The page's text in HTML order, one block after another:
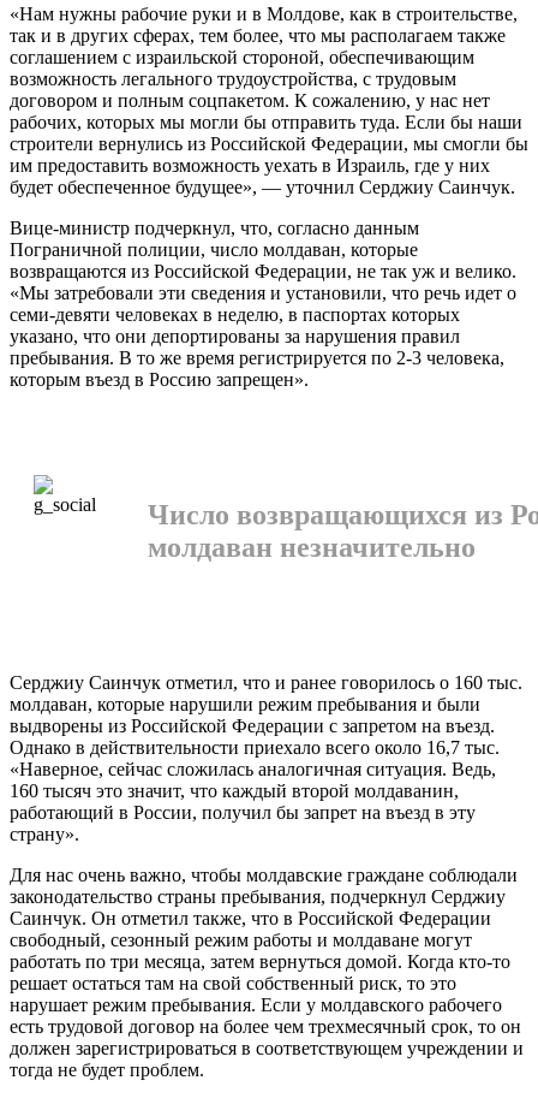
«Нам нужны рабочие руки и в Молдове, как в строительстве,
так и в других сферах, тем более, что мы располагаем также
соглашением с израильской стороной, обеспечивающим
возможность легального трудоустройства, с трудовым
договором и полным соцпакетом. К сожалению, у нас нет
рабочих, которых мы могли бы отправить туда. Если бы наши
строители вернулись из Российской Федерации, мы смогли бы
им предоставить возможность уехать в Израиль, где у них
будет обеспеченное будущее», — уточнил Серджиу Саинчук.
Вице-министр подчеркнул, что, согласно данным
Пограничной полиции, число молдаван, которые
возвращаются из Российской Федерации, не так уж и велико.
«Мы затребовали эти сведения и установили, что речь идет о
семи-девяти человеках в неделю, в паспортах которых
указано, что они депортированы за нарушения правил
пребывания. В то же время регистрируется по 2-3 человека,
которым въезд в Россию запрещен».
Число возвращающихся из
молдаван незначительно
Серджиу Саинчук отметил, что и ранее говорилось о 160 тыс.
молдаван, которые нарушили режим пребывания и были
выдворены из Российской Федерации с запретом на въезд.
Однако в действительности приехало всего около 16,7 тыс.
«Наверное, сейчас сложилась аналогичная ситуация. Ведь,
160 тысяч это значит, что каждый второй молдаванин,
работающий в России, получил бы запрет на въезд в эту
страну».
Для нас очень важно, чтобы молдавские граждане соблюдали
законодательство страны пребывания, подчеркнул Серджиу
Саинчук. Он отметил также, что в Российской Федерации
свободный, сезонный режим работы и молдаване могут
работать по три месяца, затем вернуться домой. Когда кто-то
решает остаться там на свой собственный риск, то это
нарушает режим пребывания. Если у молдавского рабочего
есть трудовой договор на более чем трехмесячный срок, то он
должен зарегистрироваться в соответствующем учреждении и
тогда не будет проблем.